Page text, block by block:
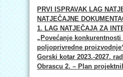
PRVI ISPRAVAK LAG
NATJEČAJNE
1. LAG NATJEČAJA ZA
„Povećanje
poljoprivredne
Gorski kotar 2023.-2027.
Obrascu 2. – Plan